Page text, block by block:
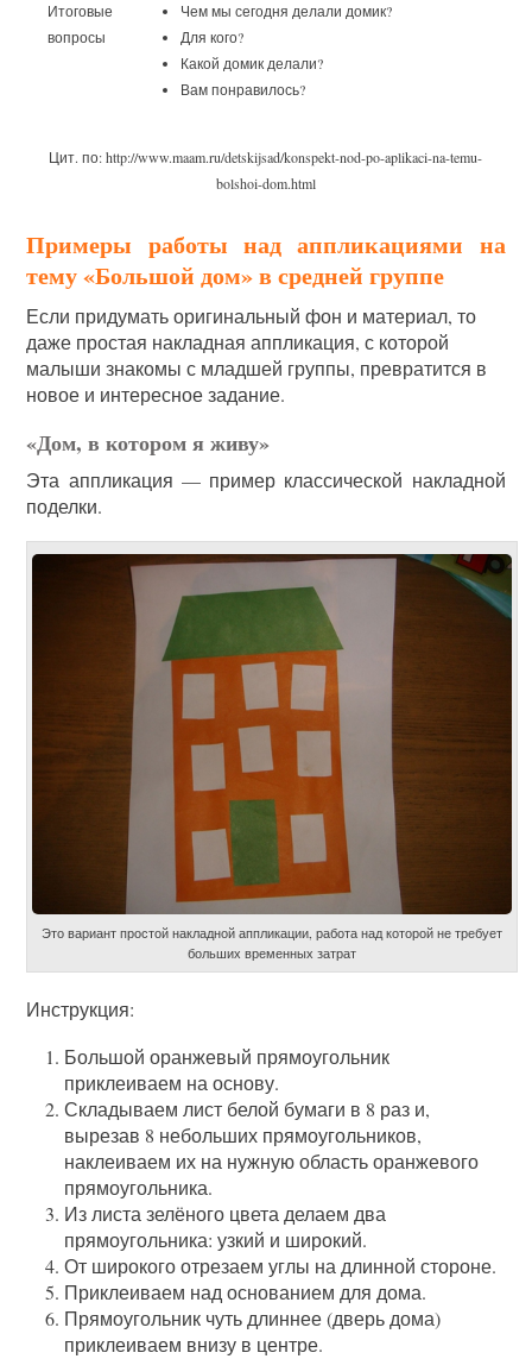
Итоговые
вопросы
Чем мы сегодня делали домик?
Для кого?
Какой домик делали?
Вам понравилось?
Цит. по: http://www.maam.ru/detskijsad/konspekt-nod-po-aplikaci-na-temu-
bolshoi-dom.html
Примеры работы над аппликациями на
тему «Большой дом» в средней группе
Если придумать оригинальный фон и материал, то
даже простая накладная аппликация, с которой
малыши знакомы с младшей группы, превратится в
новое и интересное задание.
«Дом, в котором я живу»
Эта аппликация — пример классической накладной
поделки.
Это вариант простой накладной аппликации, работа над которой не требует
больших временных затрат
Инструкция:
Большой оранжевый прямоугольник
приклеиваем на основу.
Складываем лист белой бумаги в 8 раз и,
вырезав 8 небольших прямоугольников,
наклеиваем их на нужную область оранжевого
прямоугольника.
Из листа зелёного цвета делаем два
прямоугольника: узкий и широкий.
От широкого отрезаем углы на длинной стороне.
Приклеиваем над основанием для дома.
Прямоугольник чуть длиннее (дверь дома)
приклеиваем внизу в центре.